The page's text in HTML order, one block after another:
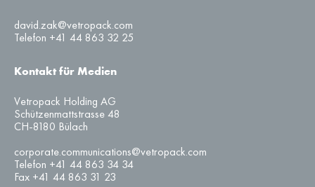
david.zak@vetropack.com
Telefon +41 44 863 32 25
Kontakt für Medien
Vetropack Holding AG
Schützenmattstrasse 48
CH-8180 Bülach
corporate.communications@vetropack.com
Telefon +41 44 863 34 34
Fax +41 44 863 31 23